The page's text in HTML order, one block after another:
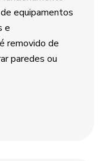
equipamentos
e
removido de
paredes ou